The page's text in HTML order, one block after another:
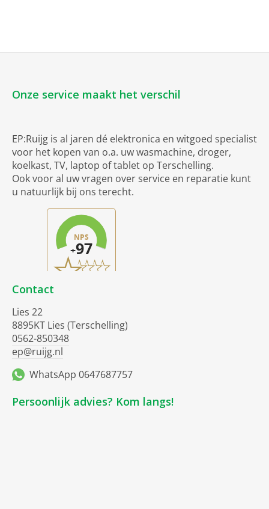
Onze service maakt het verschil
EP:Ruijg is al jaren dé elektronica en witgoed specialist
voor het kopen van o.a. uw wasmachine, droger,
koelkast, TV, laptop of tablet op Terschelling.
Ook voor al uw vragen over service en reparatie kunt
u natuurlijk bij ons terecht.
Contact
Lies 22
8895KT Lies (Terschelling)
0562-850348
ep@ruijg.nl
WhatsApp 0647687757
Persoonlijk advies? Kom langs!